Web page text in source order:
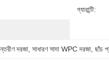
গ্যারান্টি:
দরজা , সাধারণ সাদা WPC দরজা , ছাঁচ